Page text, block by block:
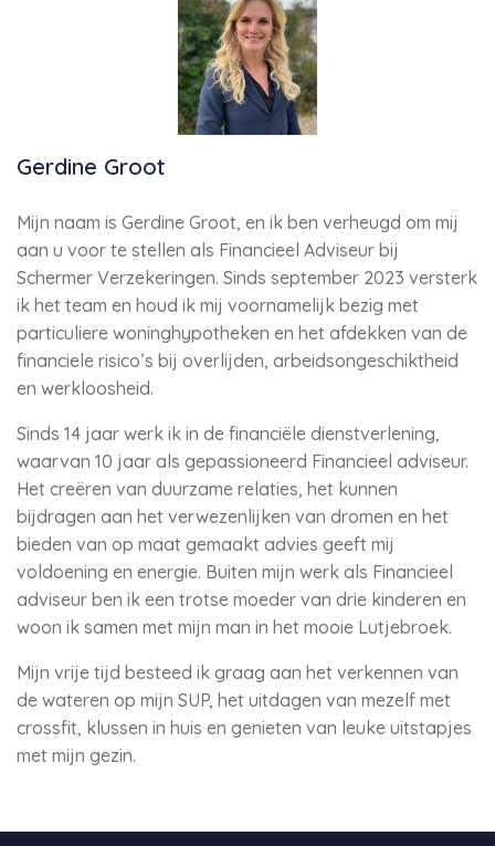
Gerdine Groot
Mijn naam is Gerdine Groot, en ik ben verheugd om mij
aan u voor te stellen als Financieel Adviseur bij
Schermer Verzekeringen. Sinds september 2023 versterk
ik het team en houd ik mij voornamelijk bezig met
particuliere woninghypotheken en het afdekken van de
financiele risico’s bij overlijden, arbeidsongeschiktheid
en werkloosheid.
Sinds 14 jaar werk ik in de financiële dienstverlening,
waarvan 10 jaar als gepassioneerd Financieel adviseur.
Het creëren van duurzame relaties, het kunnen
bijdragen aan het verwezenlijken van dromen en het
bieden van op maat gemaakt advies geeft mij
voldoening en energie. Buiten mijn werk als Financieel
adviseur ben ik een trotse moeder van drie kinderen en
woon ik samen met mijn man in het mooie Lutjebroek.
Mijn vrije tijd besteed ik graag aan het verkennen van
de wateren op mijn SUP, het uitdagen van mezelf met
crossfit, klussen in huis en genieten van leuke uitstapjes
met mijn gezin.